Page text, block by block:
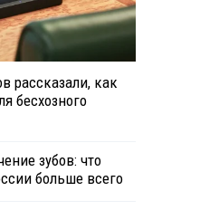
рассказали, как
бесхозного
зубов: что
больше всего